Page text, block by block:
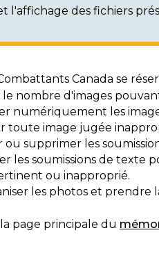
l'affichage des fichiers
Canada se
le nombre d'images
numériquement les
toute image jugée
ou supprimer les
les soumissions de texte
ou inapproprié.
les photos et prendre
page principale du